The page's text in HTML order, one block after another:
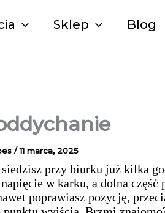
Sklep Blog
/11 marca, 2025
przy biurku już kilka
w karku, a dolna
poprawiasz pozycję,